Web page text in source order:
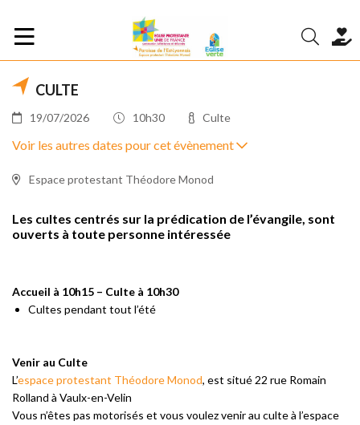
CULTE
19/07/2026 10h30 Culte
Voir les autres dates pour cet évènement
Espace protestant Théodore Monod
Les cultes centrés sur la prédication de l’évangile, sont
ouverts à toute personne intéressée
Accueil à 10h15 – Culte à 10h30
Cultes pendant tout l’été
Venir au Culte
L’espace protestant Théodore Monod, est situé 22 rue Romain
Rolland à Vaulx-en-Velin
Vous n’êtes pas motorisés et vous voulez venir au culte à l’espace